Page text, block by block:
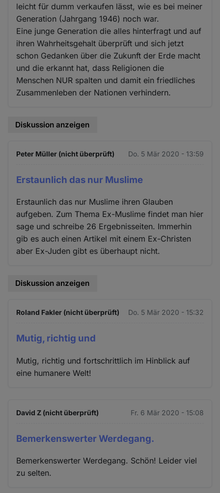
leicht für dumm verkaufen lässt, wie es bei meiner
Generation (Jahrgang 1946) noch war.
Eine junge Generation die alles hinterfragt und auf
ihren Wahrheitsgehalt überprüft und sich jetzt
schon Gedanken über die Zukunft der Erde macht
und die erkannt hat, dass Religionen die
Menschen NUR spalten und damit ein friedliches
Zusammenleben der Nationen verhindern.
Diskussion anzeigen
Peter Müller (nicht überprüft) Do. 5 Mär 2020 - 13:59
Erstaunlich das nur Muslime
Erstaunlich das nur Muslime ihren Glauben
aufgeben. Zum Thema Ex-Muslime findet man hier
sage und schreibe 26 Ergebnisseiten. Immerhin
gib es auch einen Artikel mit einem Ex-Christen
aber Ex-Juden gibt es überhaupt nicht.
Diskussion anzeigen
Roland Fakler (nicht überprüft) Do. 5 Mär 2020 - 15:32
Mutig, richtig und
Mutig, richtig und fortschrittlich im Hinblick auf
eine humanere Welt!
David Z (nicht überprüft) Fr. 6 Mär 2020 - 15:08
Bemerkenswerter Werdegang.
Bemerkenswerter Werdegang. Schön! Leider viel
zu selten.